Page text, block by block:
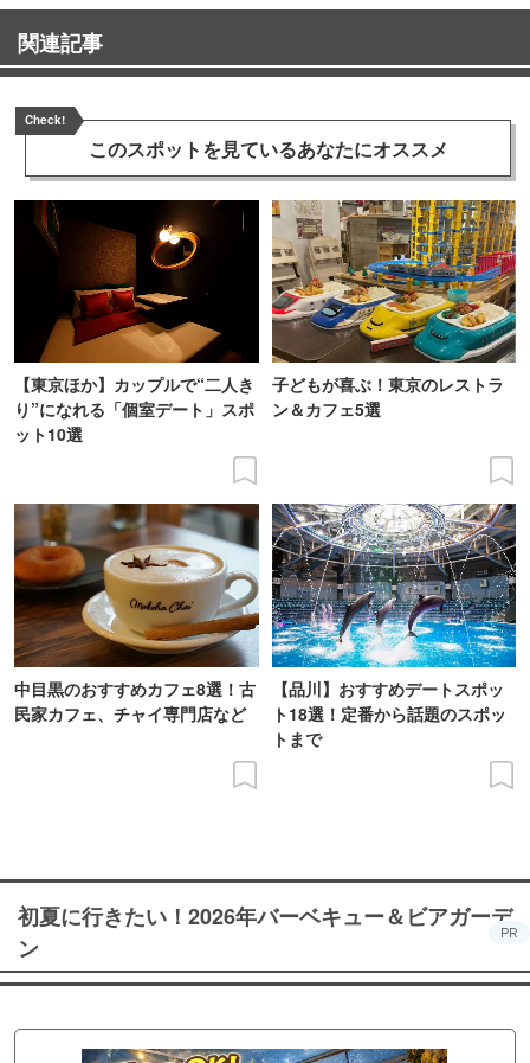
関連記事
Check!
このスポットを見ているあなたにオススメ
【東京ほか】カップルで“二人き
り”になれる「個室デート」スポ
ット10選
子どもが喜ぶ！東京のレストラ
ン＆カフェ5選
中目黒のおすすめカフェ8選！古
民家カフェ、チャイ専門店など
【品川】おすすめデートスポッ
ト18選！定番から話題のスポッ
トまで
初夏に行きたい！2026年バーベキュー＆ビアガーデ
ン
PR